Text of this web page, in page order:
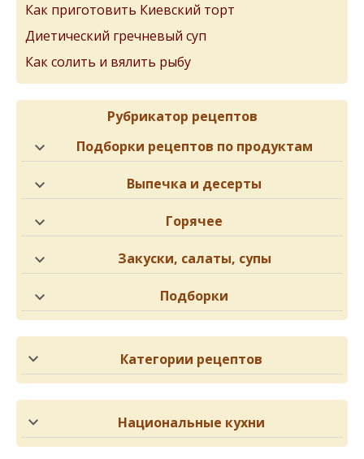
Как приготовить Киевский торт
Диетический гречневый суп
Как солить и вялить рыбу
Рубрикатор рецептов
Подборки рецептов по продуктам
Выпечка и десерты
Горячее
Закуски, салаты, супы
Подборки
Категории рецептов
Национальные кухни